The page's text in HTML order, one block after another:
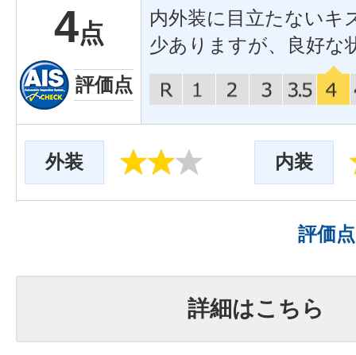
4点
評価点
内外装に目立たないキ
少ありますが、良好な
外装 内装
評価
詳細はこちら